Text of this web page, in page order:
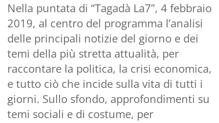
Nella puntata di “Tagadà La7”, 4 febbraio
2019, al centro del programma l’analisi
delle principali notizie del giorno e dei
temi della più stretta attualità, per
raccontare la politica, la crisi economica,
e tutto ciò che incide sulla vita di tutti i
giorni. Sullo sfondo, approfondimenti su
temi sociali e di costume, per